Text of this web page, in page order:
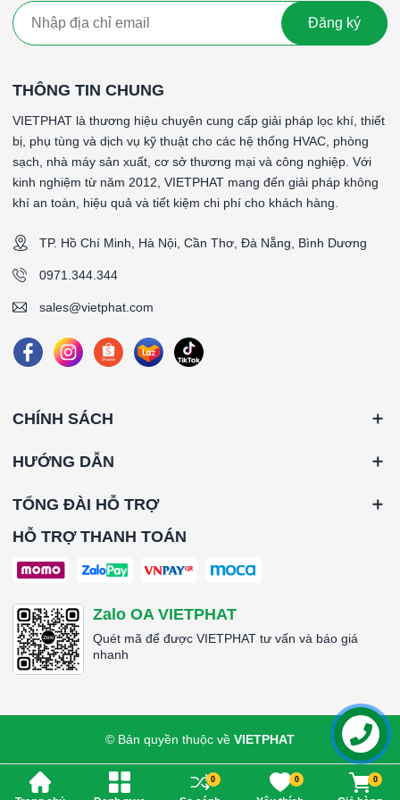
Catalogue sản phẩm Đăng ký
THÔNG TIN CHUNG
VIETPHAT là thương hiệu chuyên cung cấp giải pháp lọc khí, thiết
bị, phụ tùng và dịch vụ kỹ thuật cho các hệ thống HVAC, phòng
sạch, nhà máy sản xuất, cơ sở thương mại và công nghiệp. Với
kinh nghiệm từ năm 2012, VIETPHAT mang đến giải pháp không
khí an toàn, hiệu quả và tiết kiệm chi phí cho khách hàng.
TP. Hồ Chí Minh, Hà Nội, Cần Thơ, Đà Nẵng, Bình Dương
0971.344.344
sales@vietphat.com
CHÍNH SÁCH
HƯỚNG DẪN
TỔNG ĐÀI HỖ TRỢ
HỖ TRỢ THANH TOÁN
Zalo OA VIETPHAT
Quét mã để được VIETPHAT tư vấn và báo giá
nhanh
© Bản quyền thuộc về VIETPHAT
0 0 0
Liên hệ